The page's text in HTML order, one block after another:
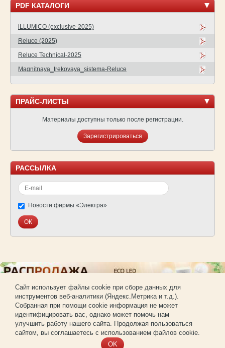
PDF КАТАЛОГИ
iLLUMiCO (exclusive-2025)
Reluce (2025)
Reluce Technical-2025
Magnitnaya_trekovaya_sistema-Reluce
ПРАЙС-ЛИСТЫ
Материалы доступны только после регистрации.
Зарегистрироваться
РАССЫЛКА
Новости фирмы «Электра»
© Фирма «Электра»
Использование материалов сайта без согласования запрещено.
Создание и продвижение сайта — РА «Имиджпром»
Cайт использует файлы cookie при сборе данных для
инструментов веб-аналитики (Яндекс.Метрика и т.д.).
Собранная при помощи cookie информация не может
идентифицировать вас, однако может помочь нам
улучшить работу нашего сайта. Продолжая пользоваться
сайтом, вы соглашаетесь с использованием файлов cookie.
OK
Регистрация для покупки оптом